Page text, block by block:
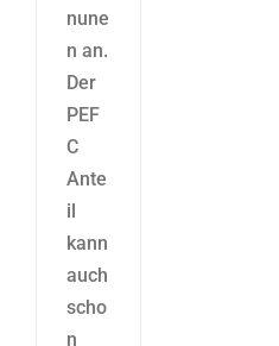
nune
n an.
Der
PEF
C
Ante
il
kann
auch
scho
n